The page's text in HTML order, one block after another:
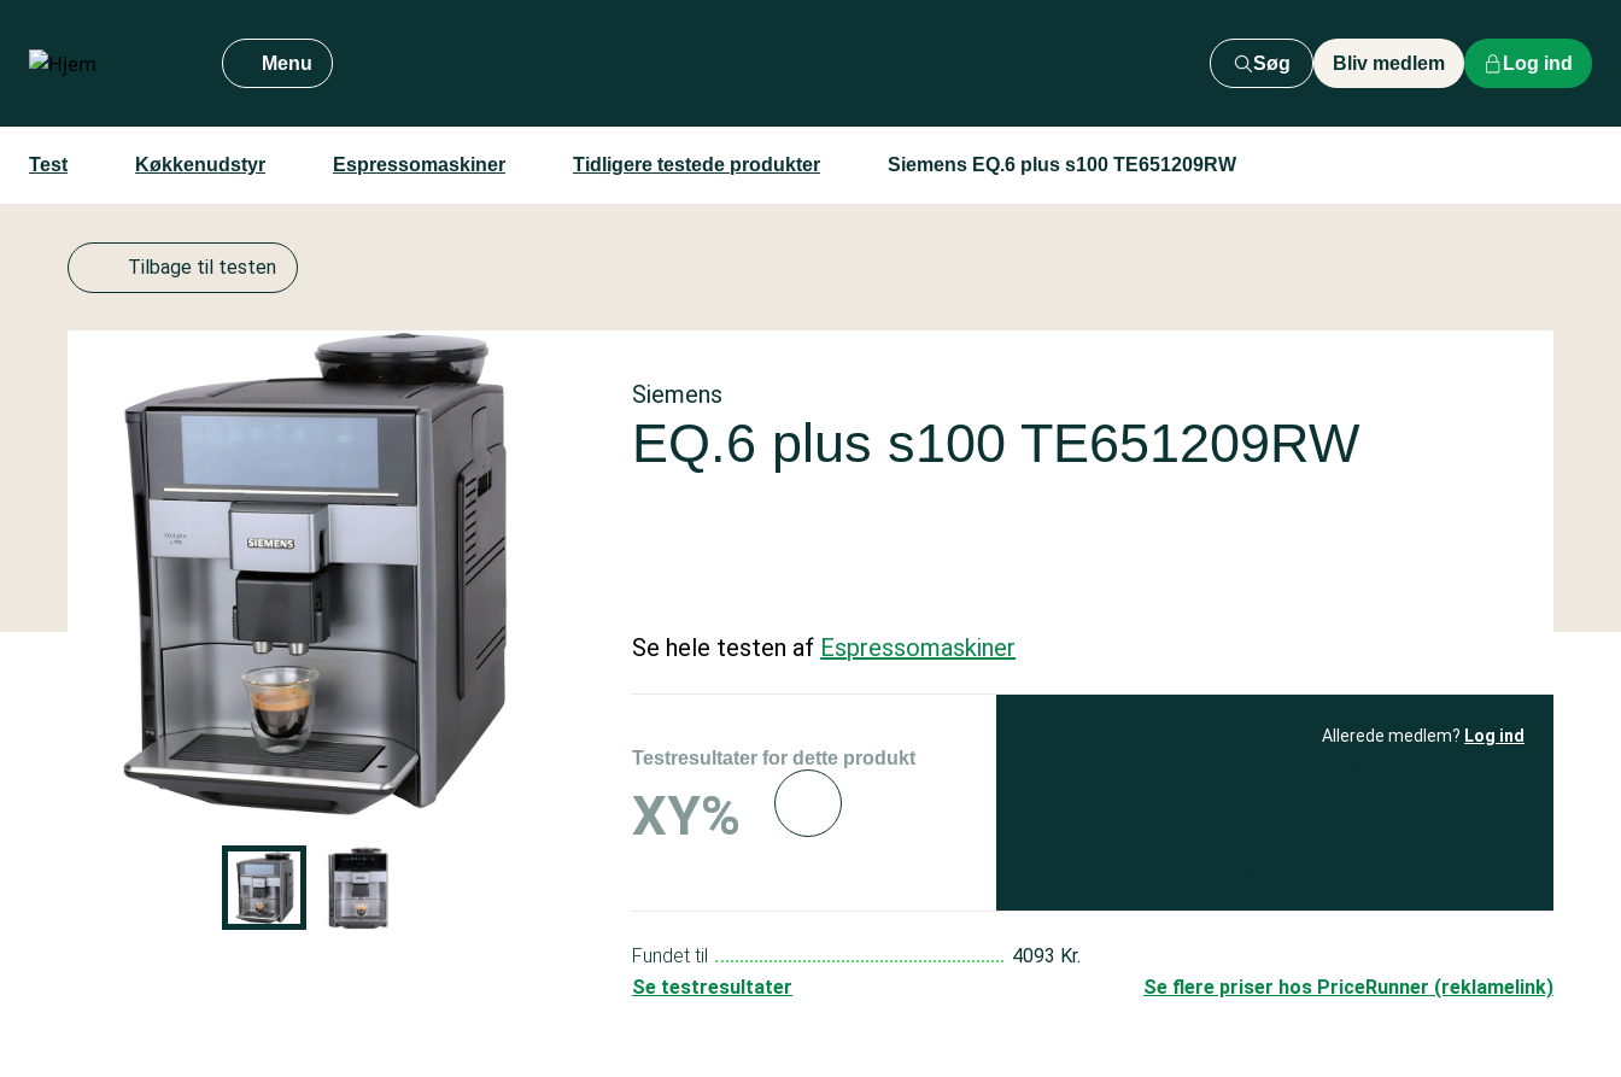
hovedindhold
Menu Søg Bliv medlem Log ind
Test Køkkenudstyr Espressomaskiner Tidligere testede produkter Siemens EQ.6 plus s100 TE651209RW
Tilbage til testen
Siemens
EQ.6 plus s100 TE651209RW
Se hele testen af Espressomaskiner
Testresultater for dette produkt
XY%
Allerede medlem? Log ind
Fundet til
4093 Kr.
Se flere priser hos PriceRunner (reklamelink)
Se testresultater